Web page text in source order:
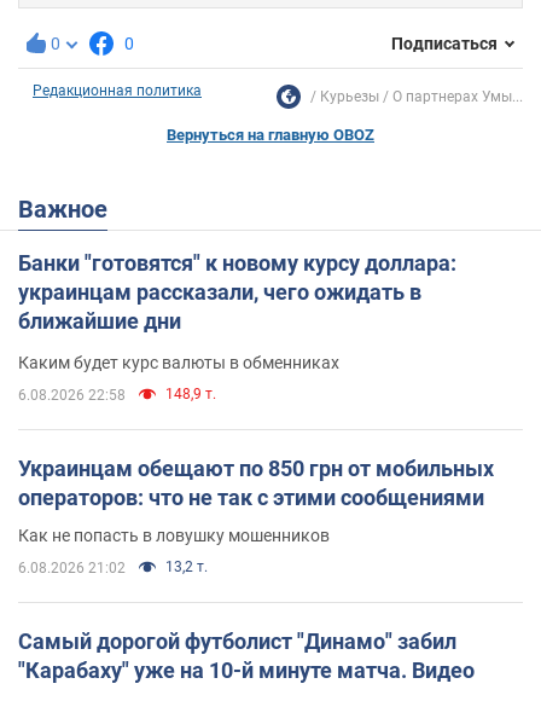
0 0 Подписаться
Редакционная политика Курьезы О партнерах Умы...
Вернуться на главную OBOZ
Важное
Банки "готовятся" к новому курсу доллара:
украинцам рассказали, чего ожидать в
ближайшие дни
Каким будет курс валюты в обменниках
6.08.2026 22:58 148,9 т.
Украинцам обещают по 850 грн от мобильных
операторов: что не так с этими сообщениями
Как не попасть в ловушку мошенников
6.08.2026 21:02 13,2 т.
Самый дорогой футболист "Динамо" забил
"Карабаху" уже на 10-й минуте матча. Видео